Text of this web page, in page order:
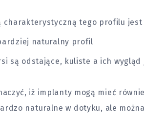
charakterystyczną tego profilu jest
naturalny profil
są odstające, kuliste a ich
iż implanty mogą mieć
naturalne w dotyku, ale